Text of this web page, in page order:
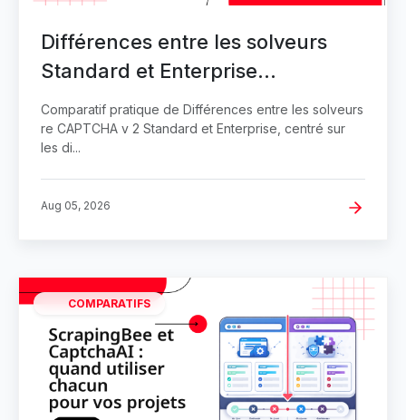
Différences entre les solveurs
Standard et Enterprise
reCAPTCHA v2
Comparatif pratique de Différences entre les solveurs
re CAPTCHA v 2 Standard et Enterprise, centré sur
les di...
Aug 05, 2026
COMPARATIFS